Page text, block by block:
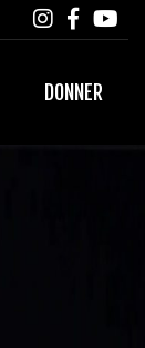
DONNER